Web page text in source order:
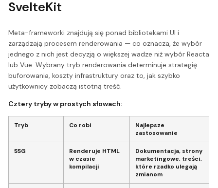
SvelteKit
Meta-frameworki znajdują się ponad bibliotekami UI i
zarządzają procesem renderowania — co oznacza, że wybór
jednego z nich jest decyzją o większej wadze niż wybór Reacta
lub Vue. Wybrany tryb renderowania determinuje strategię
buforowania, koszty infrastruktury oraz to, jak szybko
użytkownicy zobaczą istotną treść.
Cztery tryby w prostych słowach:
Tryb Co robi
Najlepsze
zastosowanie
SSG
Renderuje HTML
w czasie
kompilacji
Dokumentacja, strony
marketingowe, treści,
które rzadko ulegają
zmianom